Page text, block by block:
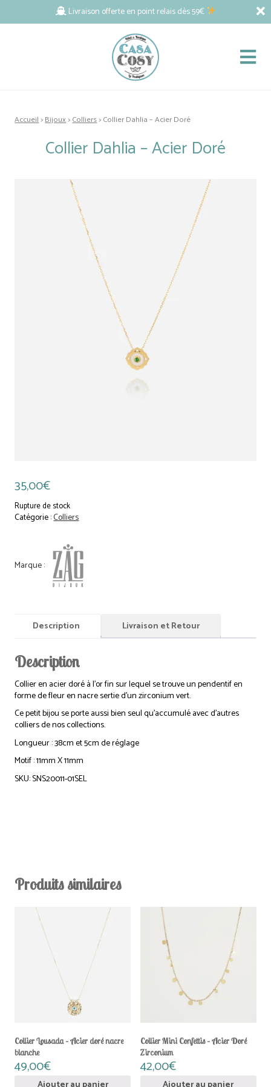
Livraison offerte en point relais dès 59€
Accueil>Bijoux>Colliers> Collier Dahlia – Acier Doré
Collier Dahlia – Acier Doré
35,00€
Rupture de stock
Catégorie :Colliers
Description Livraison et Retour
Description
Collier en acier doré à l’or fin sur lequel se trouve un pendentif en
forme de fleur en nacre sertie d’un zirconium vert.
Ce petit bijou se porte aussi bien seul qu’accumulé avec d’autres
colliers de nos collections.
Longueur : 38cm et 5cm de réglage
Motif : 11mm X 11mm
SKU: SNS20011-01SEL
Produits similaires
Collier Lousada – Acier doré nacre
blanche
49,00€
Collier Mini Confettis – Acier Doré
Zirconium
42,00€